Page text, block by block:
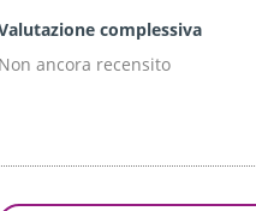
complessiva
Non ancora recensito